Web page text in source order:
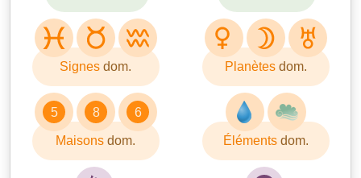
Signes dom. Planètes dom.
5 8 6
Maisons dom. Éléments dom.